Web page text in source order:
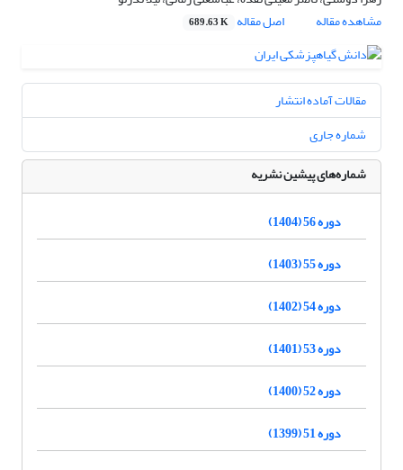
مشاهده مقاله
اصل مقاله 689.63 K
مقالات آماده انتشار
شماره جاری
شماره‌های پیشین نشریه
دوره 56 (1404)
دوره 55 (1403)
دوره 54 (1402)
دوره 53 (1401)
دوره 52 (1400)
دوره 51 (1399)